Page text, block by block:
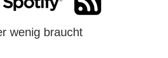
wenig braucht